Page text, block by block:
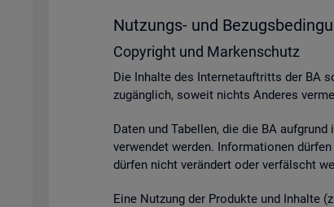
Nut­zungs- und
Co­py­right und Mar­ken­schutz
Die In­hal­te des In­ter­net­auf­tritts der BA
zu­gäng­lich, so­weit nichts An­de­res
Daten und Ta­bel­len, die die BA
ver­wen­det wer­den. In­for­ma­tio­nen
dür­fen nicht ver­än­dert oder ver­fälscht
Eine Nut­zung der Pro­duk­te und In­hal­te